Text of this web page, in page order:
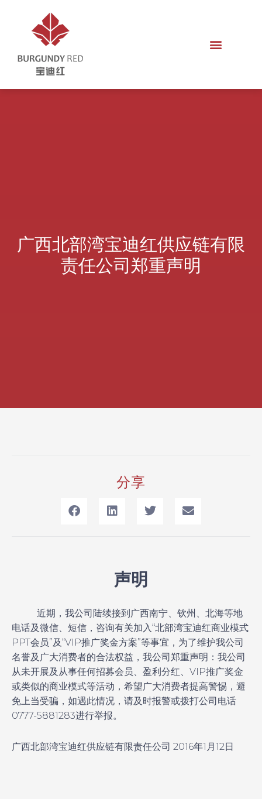
广西北部湾宝迪红供应链有限
责任公司郑重声明
分享
声明
近期，我公司陆续接到广西南宁、钦州、北海等地
电话及微信、短信，咨询有关加入“北部湾宝迪红商业模式
PPT会员”及“VIP推广奖金方案”等事宜，为了维护我公司
名誉及广大消费者的合法权益，我公司郑重声明：我公司
从未开展及从事任何招募会员、盈利分红、VIP推广奖金
或类似的商业模式等活动，希望广大消费者提高警惕，避
免上当受骗，如遇此情况，请及时报警或拨打公司电话
0777-5881283进行举报。
广西北部湾宝迪红供应链有限责任公司 2016年1月12日